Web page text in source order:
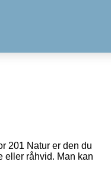
201 Natur er den du
eller råhvid. Man kan